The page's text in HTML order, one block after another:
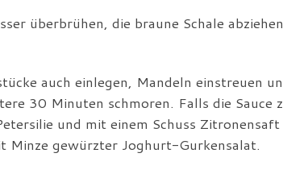
überbrühen, die braune Schale
auch einlegen, Mandeln einstreuen
30 Minuten schmoren. Falls die Sauce
und mit einem Schuss
Minze gewürzter Joghurt-Gurkensalat.